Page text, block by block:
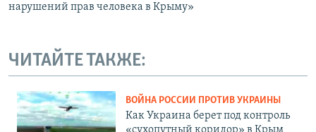
нарушений прав человека в Крыму»
ЧИТАЙТЕ ТАКЖЕ:
ВОЙНА РОССИИ ПРОТИВ УКРАИНЫ
Как Украина берет под контроль